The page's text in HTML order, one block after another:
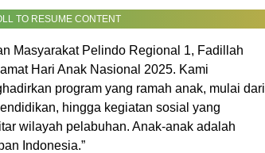
TO RESUME CONTENT
Masyarakat Pelindo Regional 1, Fadillah
Hari Anak Nasional 2025. Kami
program yang ramah anak, mulai dari
hingga kegiatan sosial yang
wilayah pelabuhan. Anak-anak adalah
Indonesia.”